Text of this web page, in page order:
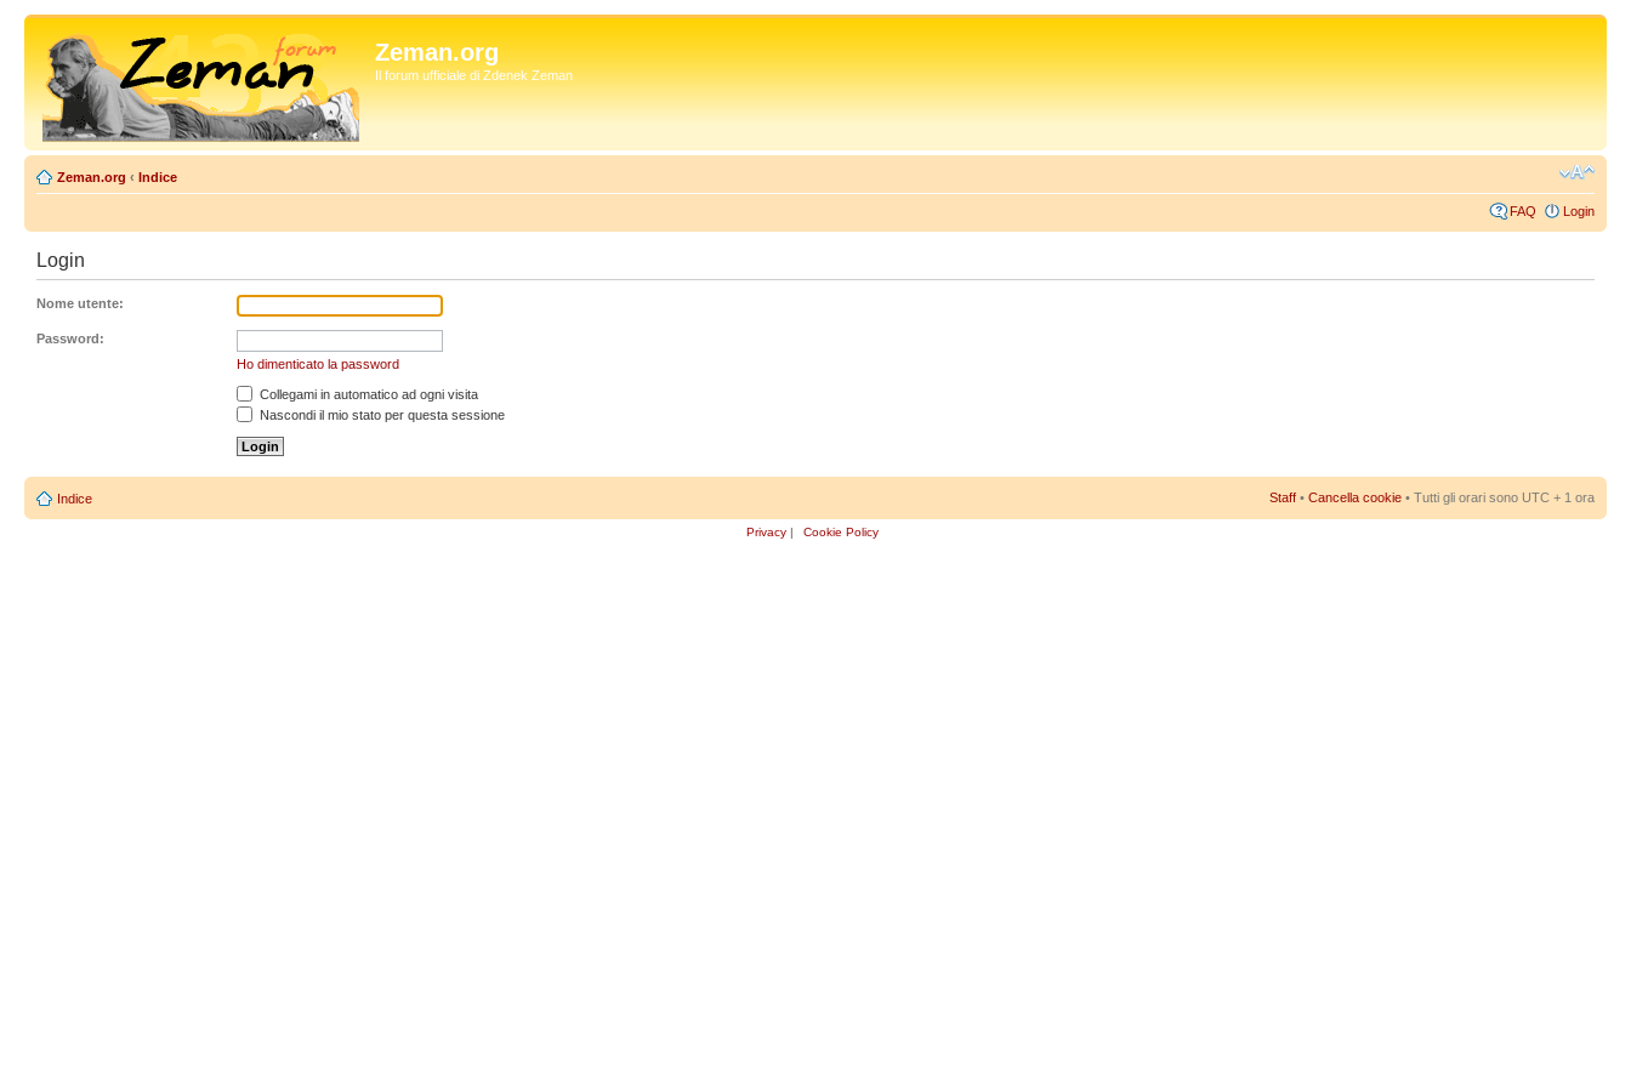
Zeman.org
Il forum ufficiale di Zdenek Zeman
Zeman.org ‹ Indice
FAQ Login
Login
Nome utente:
Password:
Ho dimenticato la password
Collegami in automatico ad ogni visita
Nascondi il mio stato per questa sessione
Indice Staff • Cancella cookie • Tutti gli orari sono UTC + 1 ora
Privacy | Cookie Policy